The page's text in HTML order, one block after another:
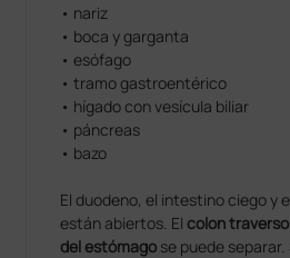
• nariz
• boca y garganta
• esófago
• tramo gastroentérico
• hígado con vesícula biliar
• páncreas
• bazo
El duodeno, el intestino ciego y
están abiertos. Elcolon traverso
del estómago se puede separar.